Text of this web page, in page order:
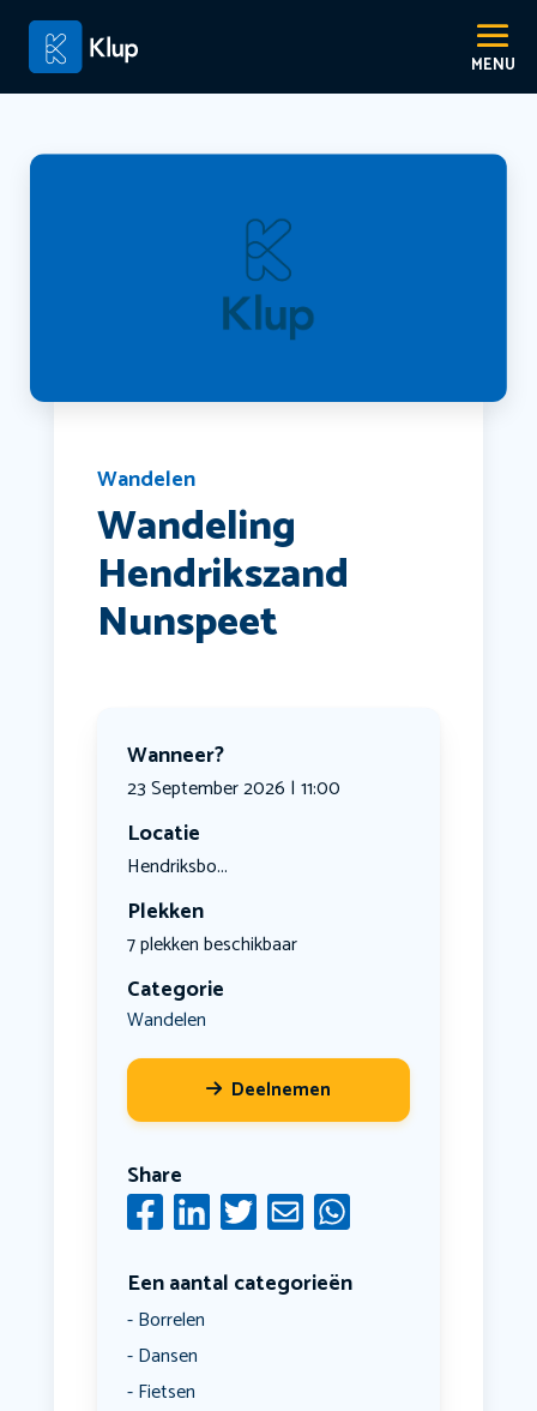
Wandelen
Wandeling
Hendrikszand
Nunspeet
Wanneer?
23 September 2026 | 11:00
Locatie
Hendriksbo...
Plekken
7 plekken beschikbaar
Categorie
Wandelen
Deelnemen
Share
Een aantal categorieën
Borrelen
Dansen
Fietsen